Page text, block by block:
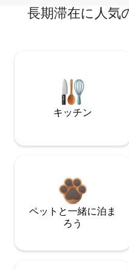
長期滞在に人気
キッチン
ペットと一緒に泊ま
ろう